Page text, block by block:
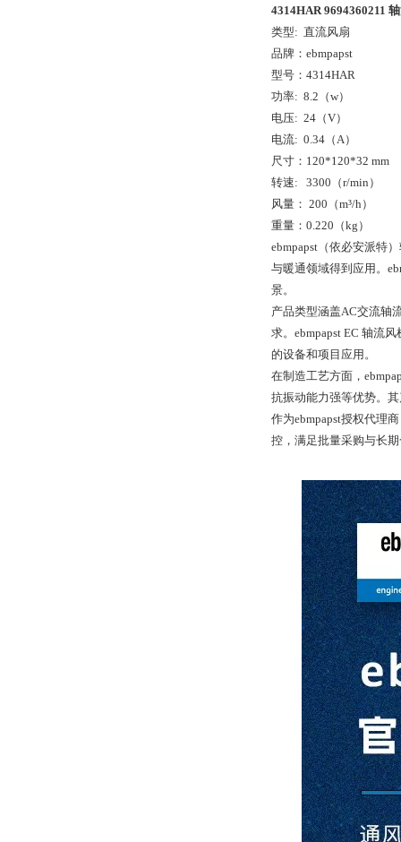
4314HAR 9694360211
类型: 直流风扇
品牌：ebmpapst
型号：4314HAR
功率: 8.2（w）
电压: 24（V）
电流: 0.34（A）
尺寸：120*120*32 mm
转速: 3300（r/min）
风量： 200（m³/h）
重量：0.220（kg）
ebmpapst（依必安派特
与暖通领域得到应用。
景。
产品类型涵盖AC交流轴
求。ebmpapst EC 轴流
的设备和项目应用。
在制造工艺方面，
抗振动能力强等优势。
作为ebmpapst授权代理
控，满足批量采购与长